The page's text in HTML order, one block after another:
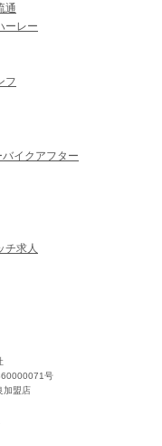
通
ーレー
フ
イクアフター
チ求人
号
加盟店